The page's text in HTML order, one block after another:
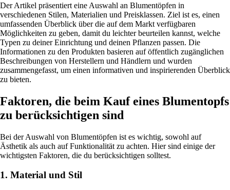
Der Artikel präsentiert eine Auswahl an Blumentöpfen in
verschiedenen Stilen, Materialien und Preisklassen. Ziel ist es, einen
umfassenden Überblick über die auf dem Markt verfügbaren
Möglichkeiten zu geben, damit du leichter beurteilen kannst, welche
Typen zu deiner Einrichtung und deinen Pflanzen passen. Die
Informationen zu den Produkten basieren auf öffentlich zugänglichen
Beschreibungen von Herstellern und Händlern und wurden
zusammengefasst, um einen informativen und inspirierenden Überblick
zu bieten.
Faktoren, die beim Kauf eines Blumentopfs
zu berücksichtigen sind
Bei der Auswahl von Blumentöpfen ist es wichtig, sowohl auf
Ästhetik als auch auf Funktionalität zu achten. Hier sind einige der
wichtigsten Faktoren, die du berücksichtigen solltest.
1. Material und Stil